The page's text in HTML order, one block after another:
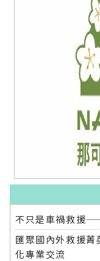
不只是車禍救援
匯聚國內外救援
化專業交流